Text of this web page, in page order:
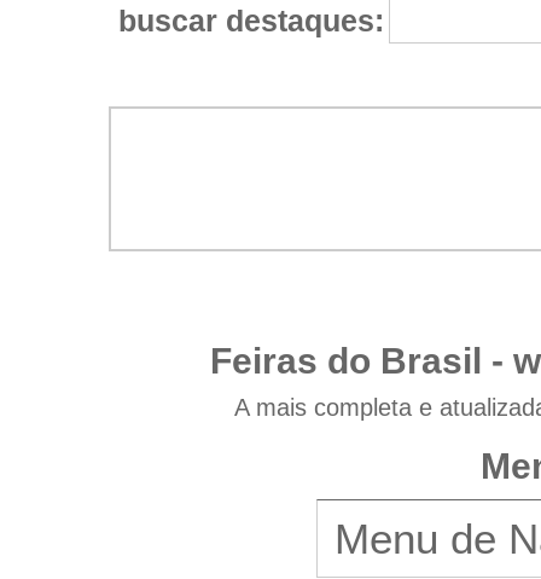
buscar destaques:
Feiras do Brasil -
A mais completa e